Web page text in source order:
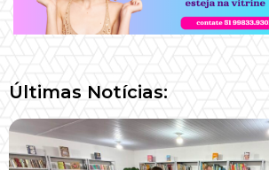
Últimas Notícias: